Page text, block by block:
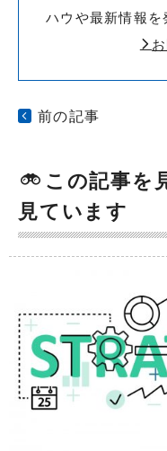
ハウや最新情報を
前の記事
この記事を
見ています